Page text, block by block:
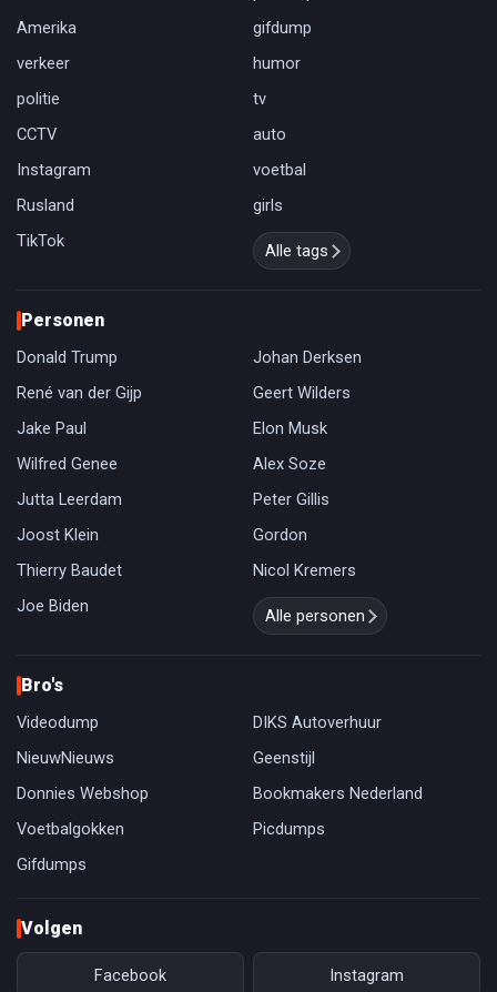
Amerika
gifdump
verkeer
humor
politie
tv
CCTV
auto
Instagram
voetbal
Rusland
girls
TikTok
Alle tags
Personen
Donald Trump
Johan Derksen
René van der Gijp
Geert Wilders
Jake Paul
Elon Musk
Wilfred Genee
Alex Soze
Jutta Leerdam
Peter Gillis
Joost Klein
Gordon
Thierry Baudet
Nicol Kremers
Joe Biden
Alle personen
Bro's
Videodump
DIKS Autoverhuur
NieuwNieuws
Geenstijl
Donnies Webshop
Bookmakers Nederland
Voetbalgokken
Picdumps
Gifdumps
Volgen
Facebook Instagram